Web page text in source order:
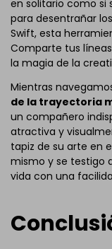
en solitario como si
para desentrañar
Swift, esta
Comparte tus
la magia de la
Mientras
de la trayectoria
un compañero
atractiva y
tapiz de su arte en
mismo y se testigo
vida con una